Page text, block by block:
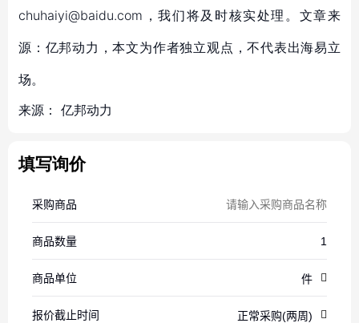
chuhaiyi@baidu.com，我们将及时核实处理。文章来
源：亿邦动力，本文为作者独立观点，不代表出海易立
场。
来源： 亿邦动力
填写询价